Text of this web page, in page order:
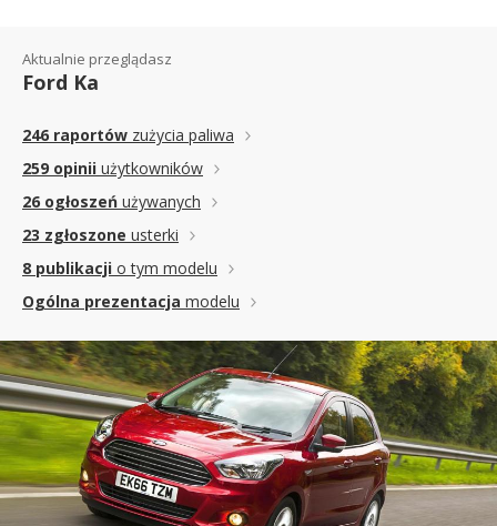
Aktualnie przeglądasz
Ford Ka
246 raportów zużycia paliwa
259 opinii użytkowników
26 ogłoszeń używanych
23 zgłoszone usterki
8 publikacji o tym modelu
Ogólna prezentacja modelu